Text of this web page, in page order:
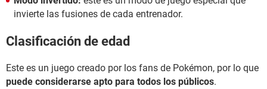
invierte las fusiones de cada entrenador.
Clasificación de edad
Este es un juego creado por los fans de Pokémon, por lo que
puede considerarse apto para todos los públicos.